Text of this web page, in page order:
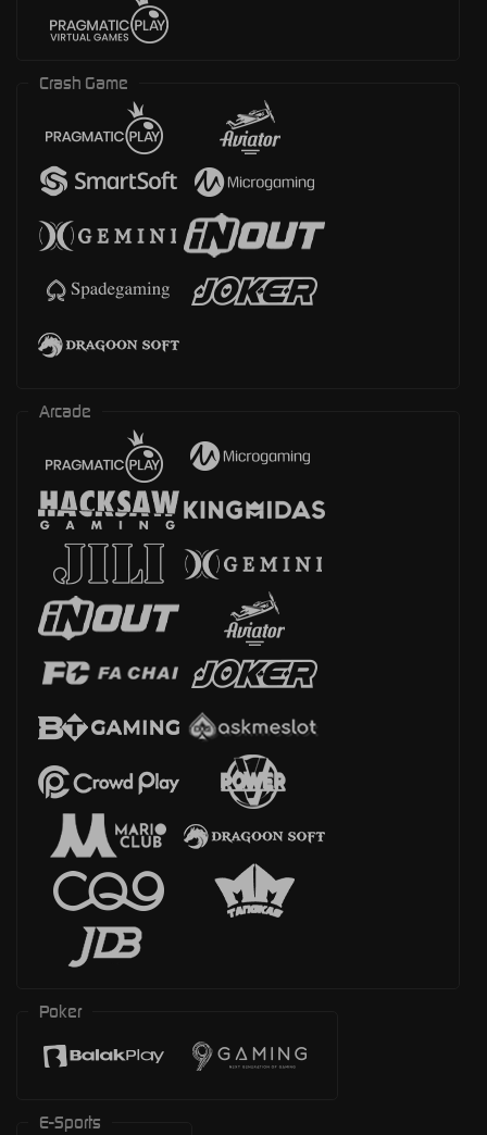
Crash Game
Arcade
Poker
E-Sports